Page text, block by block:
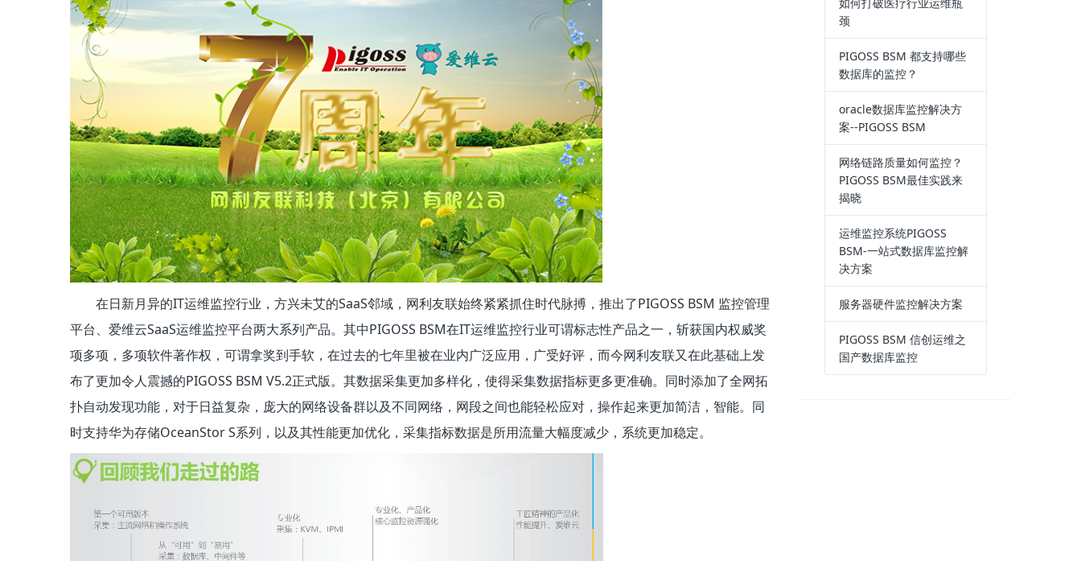
在日新月异的IT运维监控行业，方兴未艾的SaaS邻域，网利友联始终紧紧抓住时代脉搏，推出了PIGOSS BSM 监控管理
平台、爱维云SaaS运维监控平台两大系列产品。其中PIGOSS BSM在IT运维监控行业可谓标志性产品之一，斩获国内权威奖
项多项，多项软件著作权，可谓拿奖到手软，在过去的七年里被在业内广泛应用，广受好评，而今网利友联又在此基础上发
布了更加令人震撼的PIGOSS BSM V5.2正式版。其数据采集更加多样化，使得采集数据指标更多更准确。同时添加了全网拓
扑自动发现功能，对于日益复杂，庞大的网络设备群以及不同网络，网段之间也能轻松应对，操作起来更加简洁，智能。同
时支持华为存储OceanStor S系列，以及其性能更加优化，采集指标数据是所用流量大幅度减少，系统更加稳定。
颈
PIGOSS BSM 都支持哪些
数据库的监控？
oracle数据库监控解决方
案--PIGOSS BSM
网络链路质量如何监控？
PIGOSS BSM最佳实践来
揭晓
运维监控系统PIGOSS
BSM-一站式数据库监控解
决方案
服务器硬件监控解决方案
PIGOSS BSM 信创运维之
国产数据库监控